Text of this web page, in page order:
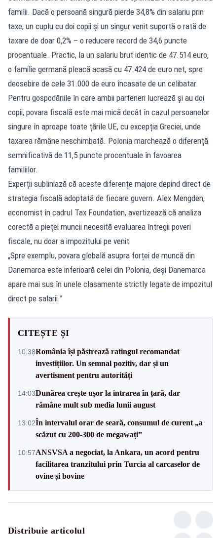
familii. Dacă o persoană singură pierde 34,8% din salariu prin
taxe, un cuplu cu doi copii și un singur venit suportă o rată de
taxare de doar 0,2% – o reducere record de 34,6 puncte
procentuale. Practic, la un salariu brut identic de 47.514 euro,
o familie germană pleacă acasă cu 47.424 de euro net, spre
deosebire de cele 31.000 de euro încasate de un celibatar.
Pentru gospodăriile în care ambii parteneri lucrează și au doi
copii, povara fiscală este mai mică decât în cazul persoanelor
singure în aproape toate țările UE, cu excepția Greciei, unde
taxarea rămâne neschimbată. Polonia marchează o diferență
semnificativă de 11,5 puncte procentuale în favoarea
familiilor.
Experții subliniază că aceste diferențe majore depind direct de
strategia fiscală adoptată de fiecare guvern. Alex Mengden,
economist în cadrul Tax Foundation, avertizează că analiza
corectă a pieței muncii necesită evaluarea întregii poveri
fiscale, nu doar a impozitului pe venit:
„Spre exemplu, povara globală asupra forței de muncă din
Danemarca este inferioară celei din Polonia, deși Danemarca
apare mai sus în unele clasamente strictly legate de impozitul
direct pe salarii.”
CITEȘTE ȘI
10:38România își păstrează ratingul recomandat
investițiilor. Un semnal pozitiv, dar și un
avertisment pentru autorități
14:03Dunărea crește ușor la intrarea în țară, dar
rămâne mult sub media lunii august
13:02În intervalul orar de seară, consumul de curent „a
scăzut cu 200-300 de megawați”
10:57ANSVSA a negociat, la Ankara, un acord pentru
facilitarea tranzitului prin Turcia al carcaselor de
ovine și bovine
Distribuie articolul